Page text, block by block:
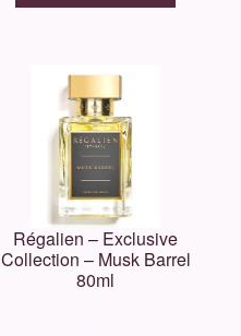
Régalien – Exclusive
Collection – Musk Barrel
80ml